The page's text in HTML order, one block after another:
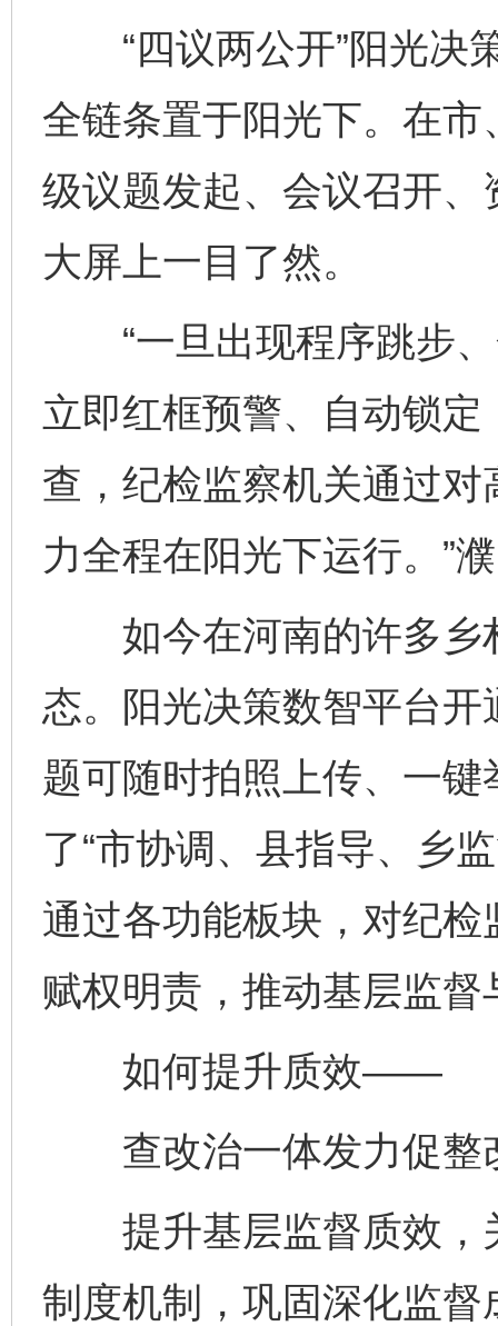
“四议两公开”阳光决
全链条置于阳光下。在
级议题发起、会议召开
大屏上一目了然。
“一旦出现程序跳步、
立即红框预警、自动锁
查，纪检监察机关通过
力全程在阳光下运行。”
如今在河南的许多乡
态。阳光决策数智平台
题可随时拍照上传、一
了“市协调、县指导、乡
通过各功能板块，对纪
赋权明责，推动基层监
如何提升质效——
查改治一体发力促整
提升基层监督质效，
制度机制，巩固深化监